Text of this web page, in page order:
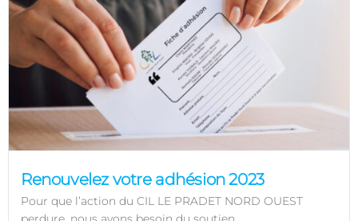
Renouvelez votre adhésion 2023
Pour que l’action du CIL LE PRADET NORD OUEST